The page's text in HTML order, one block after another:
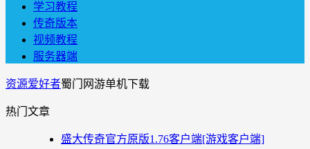
学习教程
传奇版本
视频教程
服务器端
资源爱好者蜀门网游单机下载
热门文章
盛大传奇官方原版1.76客户端[游戏客户端]